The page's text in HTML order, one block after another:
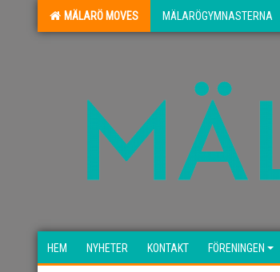
MÄLARÖ MOVES MÄLARÖGYMNASTERNA
HEM NYHETER KONTAKT FÖRENINGEN